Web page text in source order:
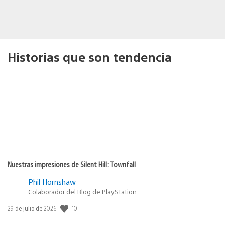
Historias que son tendencia
Nuestras impresiones de Silent Hill: Townfall
Phil Hornshaw
Colaborador del Blog de PlayStation
Fecha
29 de julio de 2026 10